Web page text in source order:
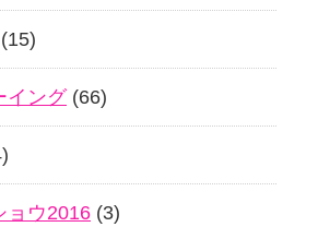
(15)
イング(66)
ョウ2016 (3)